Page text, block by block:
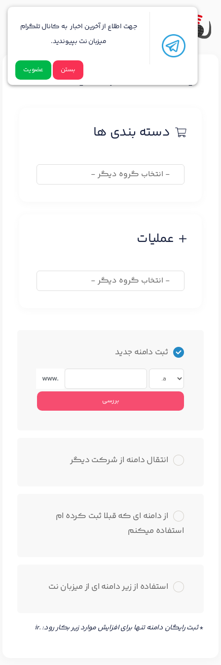
جهت اطلاع از آخرین اخبار به کانال تلگرام
میزبان نت بپیوندید.
بستن عضویت
یک دامنه انتخاب کنید...
دسته بندی ها
عملیات
ثبت دامنه جدید
www.
بررسی
انتقال دامنه از شرکت دیگر
از دامنه ای که قبلا ثبت کرده ام
استفاده میکنم
استفاده از زیر دامنه ای از میزبان نت
*ثبت رایگان دامنه تنها برای افزایش موارد زیر بکار رود: .ir